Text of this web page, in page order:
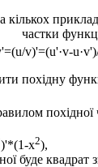
частки
v)'=(u'·v-
похідну
)'*(1-x2),
буде квадрат